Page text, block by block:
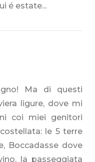
é estate...
Ma di questi
ligure, dove mi
coi miei genitori
le 5 terre
Boccadasse dove
la passeggiata